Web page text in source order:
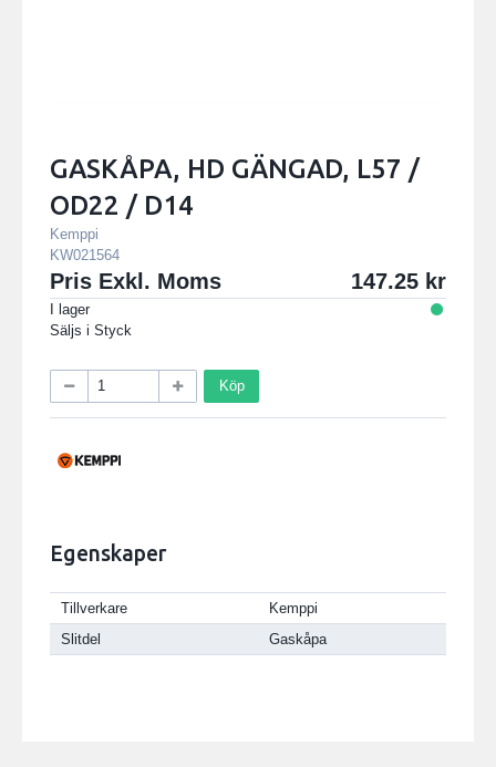
GASKÅPA, HD GÄNGAD, L57 /
OD22 / D14
Kemppi
KW021564
Pris Exkl. Moms 147.25
I lager
Säljs i Styck
Köp
Egenskaper
Tillverkare
Kemppi
Slitdel
Gaskåpa